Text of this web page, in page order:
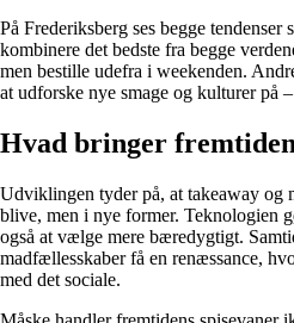
På Frederiksberg ses begge
kombinere det bedste fra begge
men bestille udefra i weekenden.
at udforske nye smage og kulturer på
Hvad bringer
Udviklingen tyder på, at takeaway og
blive, men i nye former. Teknologien
også at vælge mere bæredygtigt.
madfællesskaber få en renæssance,
med det sociale.